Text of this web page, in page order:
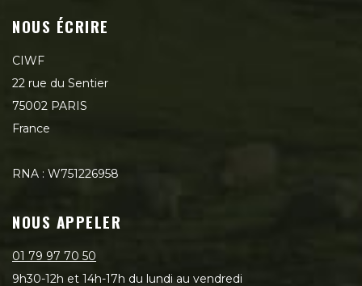
NOUS ÉCRIRE
CIWF
22 rue du Sentier
75002 PARIS
France
RNA : W751226958
NOUS APPELER
01 79 97 70 50
9h30-12h et 14h-17h du lundi au vendredi